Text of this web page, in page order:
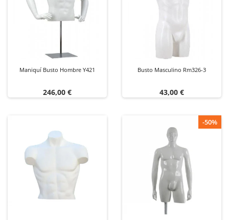
Maniquí Busto Hombre Y421
Precio
246,00 €
Busto Masculino Rm326-3
Precio
43,00 €
-50%